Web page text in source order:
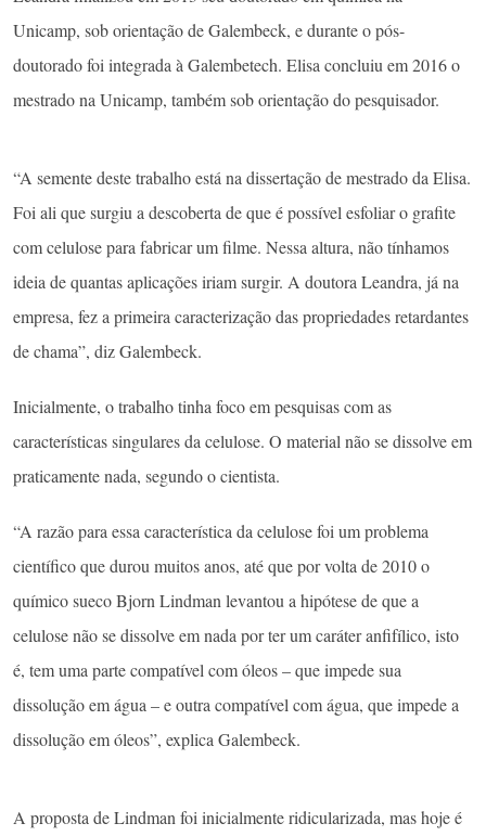
Unicamp, sob orientação de Galembeck, e durante o pós-
doutorado foi integrada à Galembetech. Elisa concluiu em 2016 o
mestrado na Unicamp, também sob orientação do pesquisador.
“A semente deste trabalho está na dissertação de mestrado da Elisa.
Foi ali que surgiu a descoberta de que é possível esfoliar o grafite
com celulose para fabricar um filme. Nessa altura, não tínhamos
ideia de quantas aplicações iriam surgir. A doutora Leandra, já na
empresa, fez a primeira caracterização das propriedades retardantes
de chama”, diz Galembeck.
Inicialmente, o trabalho tinha foco em pesquisas com as
características singulares da celulose. O material não se dissolve em
praticamente nada, segundo o cientista.
“A razão para essa característica da celulose foi um problema
científico que durou muitos anos, até que por volta de 2010 o
químico sueco Bjorn Lindman levantou a hipótese de que a
celulose não se dissolve em nada por ter um caráter anfifílico, isto
é, tem uma parte compatível com óleos – que impede sua
dissolução em água – e outra compatível com água, que impede a
dissolução em óleos”, explica Galembeck.
A proposta de Lindman foi inicialmente ridicularizada, mas hoje é